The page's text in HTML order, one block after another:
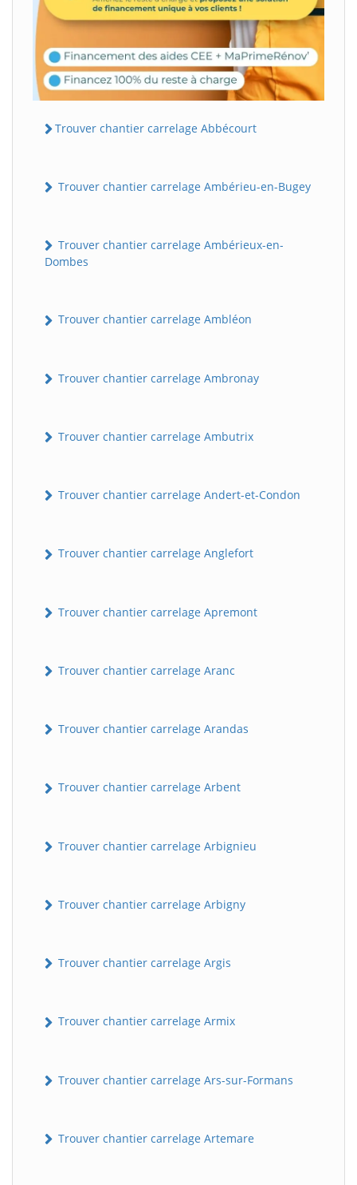
Trouver chantier carrelage Abbécourt
Trouver chantier carrelage Ambérieu-en-Bugey
Trouver chantier carrelage Ambérieux-en-
Dombes
Trouver chantier carrelage Ambléon
Trouver chantier carrelage Ambronay
Trouver chantier carrelage Ambutrix
Trouver chantier carrelage Andert-et-Condon
Trouver chantier carrelage Anglefort
Trouver chantier carrelage Apremont
Trouver chantier carrelage Aranc
Trouver chantier carrelage Arandas
Trouver chantier carrelage Arbent
Trouver chantier carrelage Arbignieu
Trouver chantier carrelage Arbigny
Trouver chantier carrelage Argis
Trouver chantier carrelage Armix
Trouver chantier carrelage Ars-sur-Formans
Trouver chantier carrelage Artemare